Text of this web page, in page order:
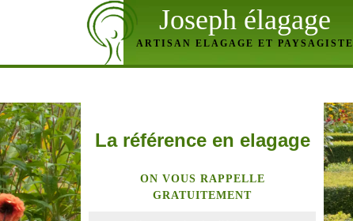
Joseph élagage
ARTISAN ELAGAGE ET PAYSAGISTE
La référence en elagage
ON VOUS RAPPELLE
GRATUITEMENT